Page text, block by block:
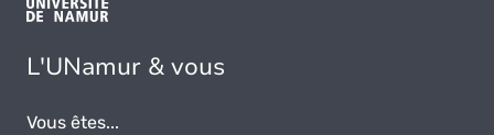
L'UNamur & vous
Vous êtes...